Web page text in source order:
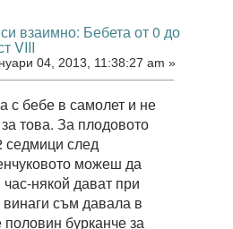
взаимно: Бебета от 0 до
VIII
04, 2013, 11:38:27 am »
с бебе в самолет и не
това. За плодовото
седмици след
можеш да
някой дават при
винаги съм давала в
бурканче за